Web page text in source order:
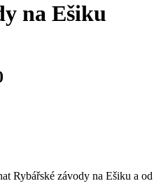
na Ešiku
Rybářské závody na Ešiku a od